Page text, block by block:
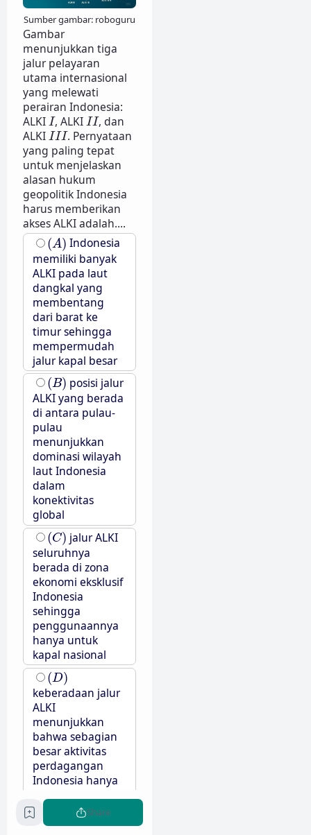
Sumber gambar: roboguru
Gambar
menunjukkan tiga
jalur pelayaran
utama internasional
yang melewati
perairan Indonesia:
ALKI I
I, ALKI II
II , dan
ALKI III
III . Pernyataan
yang paling tepat
untuk menjelaskan
alasan hukum
geopolitik Indonesia
harus memberikan
akses ALKI adalah....
(A)
(A) Indonesia
memiliki banyak
ALKI pada laut
dangkal yang
membentang
dari barat ke
timur sehingga
mempermudah
jalur kapal besar
(B)
(B) posisi jalur
ALKI yang berada
di antara pulau-
pulau
menunjukkan
dominasi wilayah
laut Indonesia
dalam
konektivitas
global
(C)
(C) jalur ALKI
seluruhnya
berada di zona
ekonomi eksklusif
Indonesia
sehingga
penggunaannya
hanya untuk
kapal nasional
(D)
(D)
keberadaan jalur
ALKI
menunjukkan
bahwa sebagian
besar aktivitas
perdagangan
Indonesia hanya
barat negaraShare